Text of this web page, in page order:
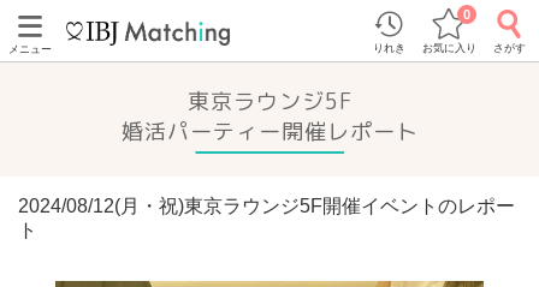
メニュー りれき お気に入り
0
さがす
東京ラウンジ5F
婚活パーティー開催レポート
2024/08/12(月・祝)東京ラウンジ5F開催イベントのレポー
ト